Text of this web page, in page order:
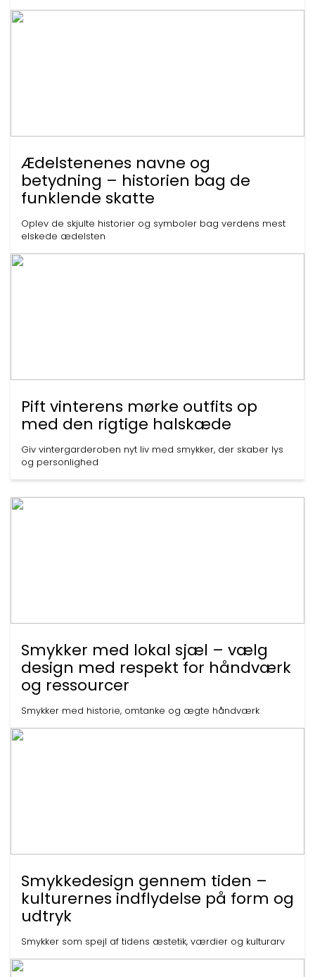
Ædelstenenes navne og
betydning – historien bag de
funklende skatte
Oplev de skjulte historier og symboler bag verdens mest
elskede ædelsten
Pift vinterens mørke outfits op
med den rigtige halskæde
Giv vintergarderoben nyt liv med smykker, der skaber lys
og personlighed
Smykker med lokal sjæl – vælg
design med respekt for håndværk
og ressourcer
Smykker med historie, omtanke og ægte håndværk
Smykkedesign gennem tiden –
kulturernes indflydelse på form og
udtryk
Smykker som spejl af tidens æstetik, værdier og kulturarv